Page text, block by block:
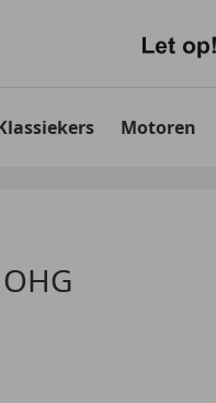
Motoren